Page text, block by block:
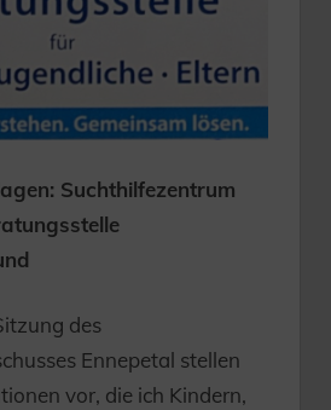
Suchthilfezentrum
des
Ennepetal stellen
vor, die ich Kindern,